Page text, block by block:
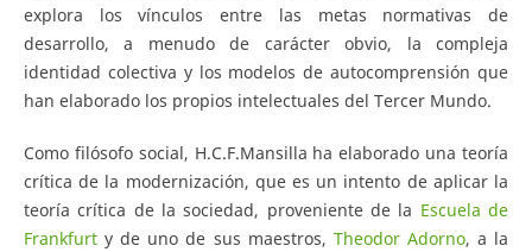
explora los vínculos entre las metas normativas de
desarrollo, a menudo de carácter obvio, la compleja
identidad colectiva y los modelos de autocomprensión que
han elaborado los propios intelectuales del Tercer Mundo.
Como filósofo social, H.C.F.Mansilla ha elaborado una teoría
crítica de la modernización, que es un intento de aplicar la
teoría crítica de la sociedad, proveniente de la Escuela de
Frankfurty de uno de sus maestros, Theodor Adorno, a la